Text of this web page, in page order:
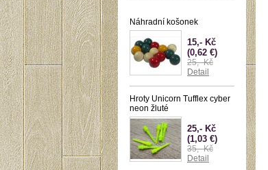
Náhradní košonek
15,- Kč
(0,62 €)
25,- Kč
Detail
Hroty Unicorn Tufflex cyber
neon žluté
25,- Kč
(1,03 €)
35,- Kč
Detail